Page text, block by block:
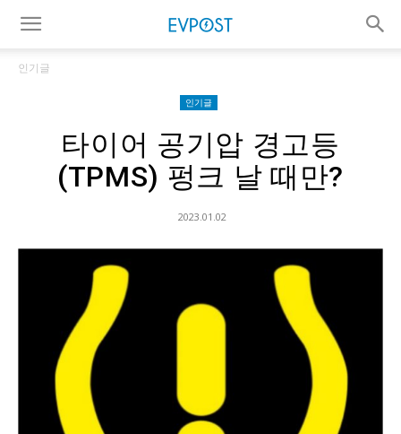
인기글
인기글
타이어 공기압 경고등
(TPMS) 펑크 날 때만?
2023.01.02